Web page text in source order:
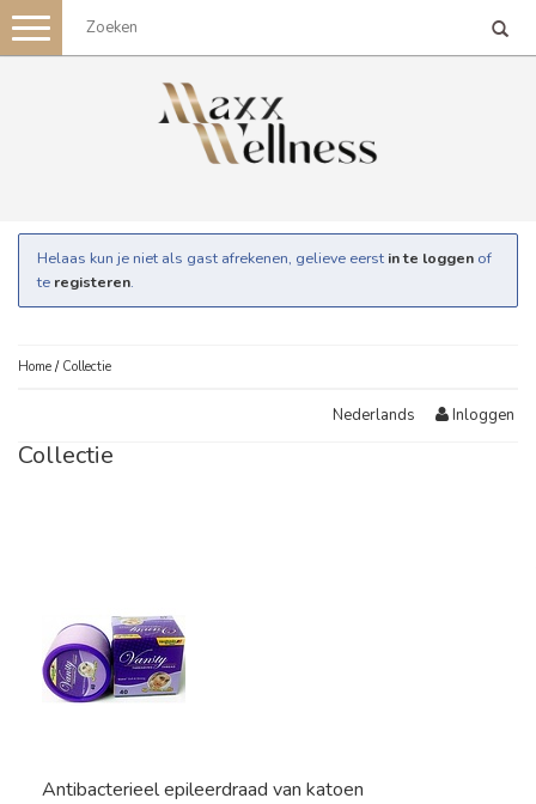
Toggle
navigation
Helaas kun je niet als gast afrekenen, gelieve eerst in te loggen of
te registeren.
Home / Collectie
Nederlands Inloggen
Collectie
Antibacterieel epileerdraad van katoen